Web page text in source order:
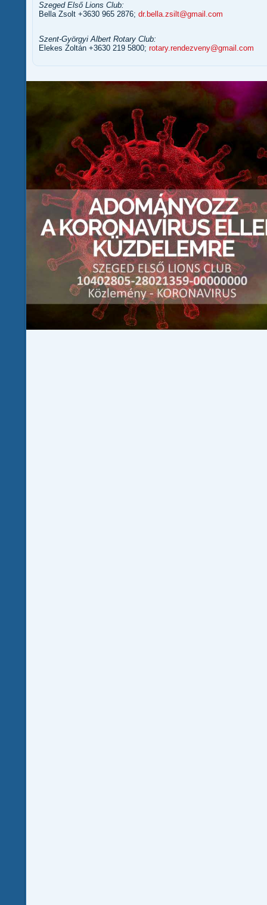
Szeged Első Lions Club:
Bella Zsolt +3630 965 2876; dr.bella.zsilt@gmail.com
Szent-Györgyi Albert Rotary Club:
Elekes Zoltán +3630 219 5800; rotary.rendezveny@gmail.com